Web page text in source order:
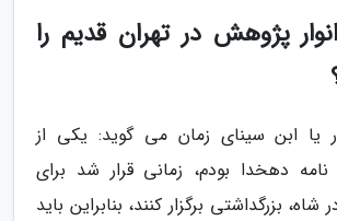
پژوهش در تهران قدیم را
یا ابن سینای زمان می گوید: یکی از
دهخدا بودم، زمانی قرار شد برای
بزرگداشتی برگزار کنند، بنابراین باید